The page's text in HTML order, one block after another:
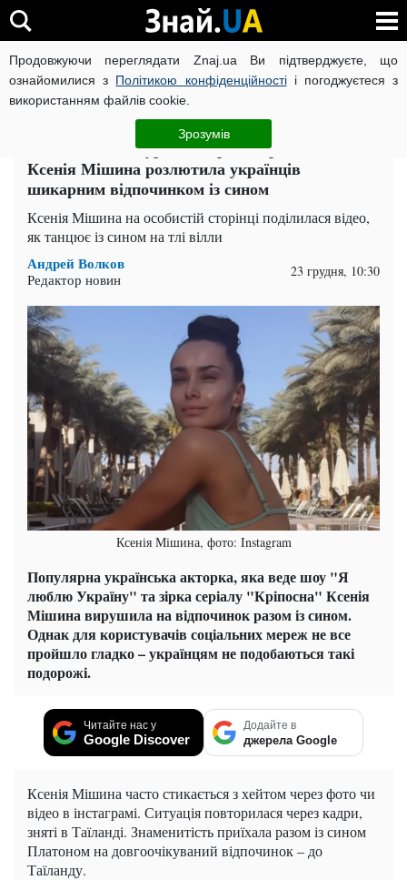
Продовжуючи переглядати Znaj.ua Ви підтверджуєте, що
ознайомилися з Політикою конфіденційностіі погоджуєтеся з
використанням файлів cookie.
Зрозумів
ВІЙНА РОСІЇ ПРОТИ УКРАЇНИ КОРОНАВІРУС В УКРАЇНІ
ЧИТАТЬ НА РУССКОМ
"Може тільки дурепа": зірка "Кріпосної"
Ксенія Мішина розлютила українців
шикарним відпочинком із сином
Ксенія Мішина на особистій сторінці поділилася відео,
як танцює із сином на тлі вілли
Андрей Волков
Редактор новин 23 грудня, 10:30
Ксенія Мішина, фото: Instagram
Популярна українська акторка, яка веде шоу "Я
люблю Україну" та зірка серіалу "Кріпосна" Ксенія
Мішина вирушила на відпочинок разом із сином.
Однак для користувачів соціальних мереж не все
пройшло гладко – українцям не подобаються такі
подорожі.
Читайте нас у
Google Discover
Додайте в
джерела Google
Ксенія Мішина часто стикається з хейтом через фото чи
відео в інстаграмі. Ситуація повторилася через кадри,
зняті в Таїланді. Знаменитість приїхала разом із сином
Платоном на довгоочікуваний відпочинок – до
Таїланду.